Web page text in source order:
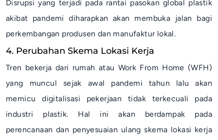
Disrupsi yang terjadi pada rantai pasokan global plastik
akibat pandemi diharapkan akan membuka jalan bagi
perkembangan produsen dan manufaktur lokal.
4. Perubahan Skema Lokasi Kerja
Tren bekerja dari rumah atau Work From Home (WFH)
yang muncul sejak awal pandemi tahun lalu akan
memicu digitalisasi pekerjaan tidak terkecuali pada
industri plastik. Hal ini akan berdampak pada
perencanaan dan penyesuaian ulang skema lokasi kerja